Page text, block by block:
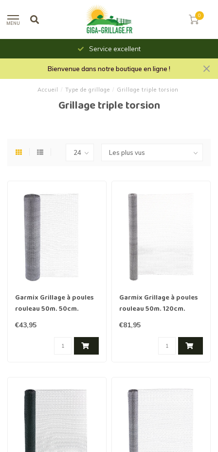
MENU
0
Service excellent
Bienvenue dans notre boutique en ligne !
Accueil / Type de grillage / Grillage triple torsion
Grillage triple torsion
Garmix Grillage à poules
rouleau 50m. 50cm.
13mm. 0,7mm galvanisée
€43,95
Garmix Grillage à poules
rouleau 50m. 120cm.
13mm. 0,7mm galvanisée
€81,95